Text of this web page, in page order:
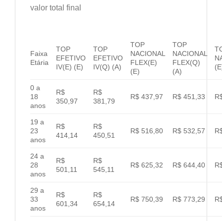
valor total final
Faixa
Etária
TOP
EFETIVO
IV(E) (E)
TOP
EFETIVO
IV(Q) (A)
TOP
NACIONAL
FLEX(E)
(E)
TOP
NACIONAL
FLEX(Q)
(A)
0 a
18
anos
R$
350,97
R$
381,79
R$ 437,97 R$ 451,33
19 a
23
anos
R$
414,14
R$
450,51
R$ 516,80 R$ 532,57
24 a
28
anos
R$
501,11
R$
545,11
R$ 625,32 R$ 644,40
29 a
33
anos
R$
601,34
R$
654,14
R$ 750,39 R$ 773,29